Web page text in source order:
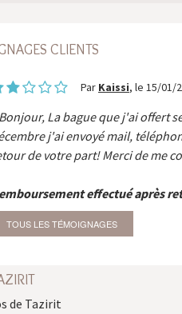
CLIENTS
Par Kaissi, le 15/01/
Bonjour, La bague que j'ai offert
j'ai envoyé mail,
de votre part! Merci de me
effectué après
TOUS LES TÉMOIGNAGES
de Tazirit